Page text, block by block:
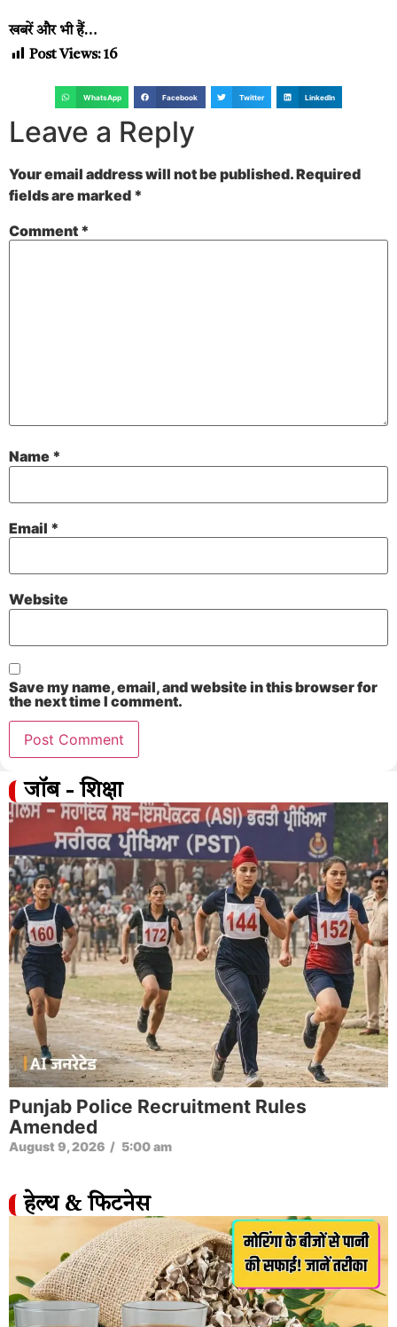
खबरें और भी हैं…
Post Views:16
WhatsApp Facebook Twitter LinkedIn
Leave a Reply
Your email address will not be published.Required
fields are marked *
Comment *
Name *
Email *
Website
Save my name, email, and website in this browser for
the next time I comment.
जॉब - शिक्षा
Punjab Police Recruitment Rules
Amended
August 9, 2026 / 5:00 am
हेल्थ & फिटनेस